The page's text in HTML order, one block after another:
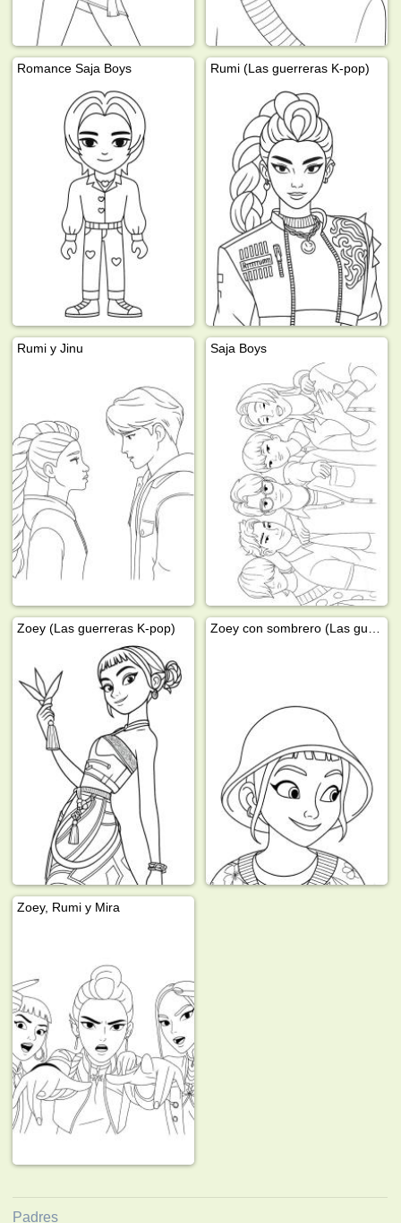
Romance Saja Boys Rumi (Las guerreras K-pop)
Rumi y Jinu Saja Boys
Zoey (Las guerreras K-pop)
Zoey, Rumi y Mira
Padres